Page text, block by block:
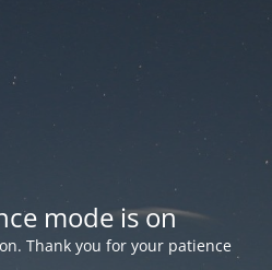
mode is on
Thank you for your patience!